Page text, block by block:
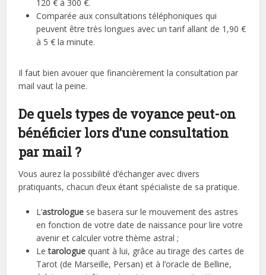
120 € à 300 €.
Comparée aux consultations téléphoniques qui
peuvent être très longues avec un tarif allant de 1,90 €
à 5 € la minute.
Il faut bien avouer que financièrement la consultation par
mail vaut la peine.
De quels types de voyance peut-on
bénéficier lors d’une consultation
par mail ?
Vous aurez la possibilité d’échanger avec divers
pratiquants, chacun d’eux étant spécialiste de sa pratique.
L’astrologue se basera sur le mouvement des astres
en fonction de votre date de naissance pour lire votre
avenir et calculer votre thème astral ;
Letarologue quant à lui, grâce au tirage des cartes de
Tarot (de Marseille, Persan) et à l’oracle de Belline,